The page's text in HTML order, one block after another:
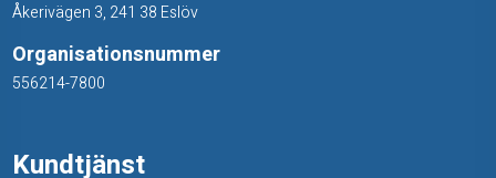
Åkerivägen 3, 241 38 Eslöv
Organisationsnummer
556214-7800
Kundtjänst